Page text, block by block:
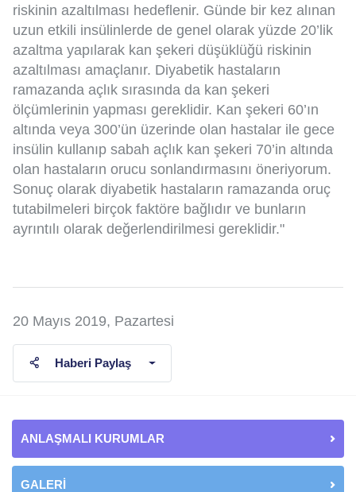
riskinin azaltılması hedeflenir. Günde bir kez alınan
uzun etkili insülinlerde de genel olarak yüzde 20’lik
azaltma yapılarak kan şekeri düşüklüğü riskinin
azaltılması amaçlanır. Diyabetik hastaların
ramazanda açlık sırasında da kan şekeri
ölçümlerinin yapması gereklidir. Kan şekeri 60’ın
altında veya 300’ün üzerinde olan hastalar ile gece
insülin kullanıp sabah açlık kan şekeri 70’in altında
olan hastaların orucu sonlandırmasını öneriyorum.
Sonuç olarak diyabetik hastaların ramazanda oruç
tutabilmeleri birçok faktöre bağlıdır ve bunların
ayrıntılı olarak değerlendirilmesi gereklidir."
20 Mayıs 2019, Pazartesi
Haberi Paylaş
ANLAŞMALI KURUMLAR
GALERİ